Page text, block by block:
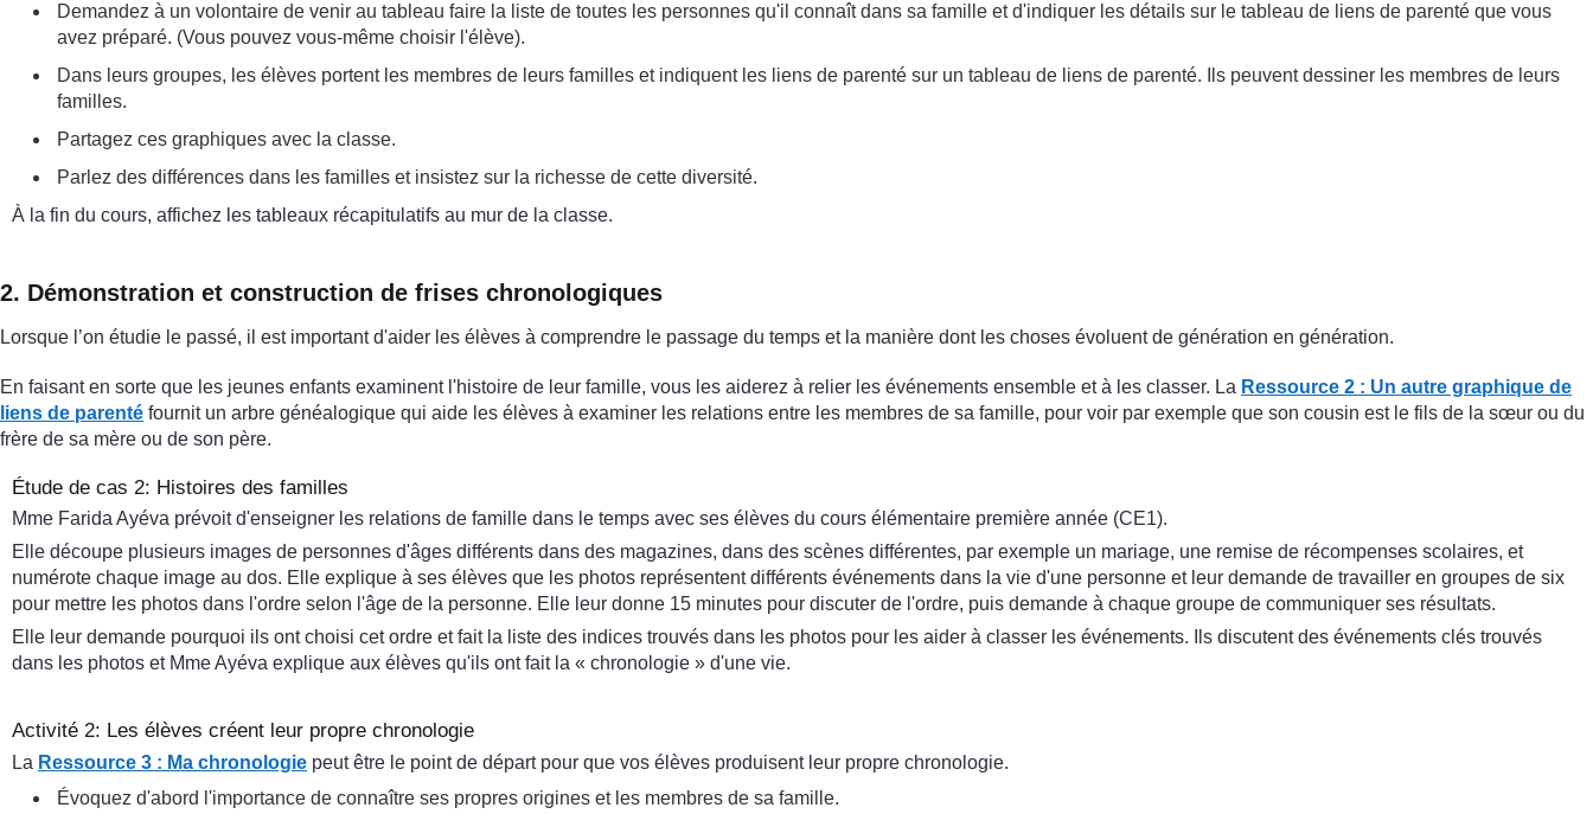
Demandez à un volontaire de venir au tableau faire la liste de toutes les personnes qu'il connaît dans sa famille et d'indiquer les détails sur le tableau de liens de parenté que vous
avez préparé. (Vous pouvez vous-même choisir l'élève).
Dans leurs groupes, les élèves portent les membres de leurs familles et indiquent les liens de parenté sur un tableau de liens de parenté. Ils peuvent dessiner les membres de leurs
familles.
Partagez ces graphiques avec la classe.
Parlez des différences dans les familles et insistez sur la richesse de cette diversité.
À la fin du cours, affichez les tableaux récapitulatifs au mur de la classe.
2. Démonstration et construction de frises chronologiques
Lorsque l’on étudie le passé, il est important d'aider les élèves à comprendre le passage du temps et la manière dont les choses évoluent de génération en génération.
En faisant en sorte que les jeunes enfants examinent l'histoire de leur famille, vous les aiderez à relier les événements ensemble et à les classer. La Ressource 2 : Un autre graphique de
liens de parenté fournit un arbre généalogique qui aide les élèves à examiner les relations entre les membres de sa famille, pour voir par exemple que son cousin est le fils de la sœur ou du
frère de sa mère ou de son père.
Étude de cas 2: Histoires des familles
Mme Farida Ayéva prévoit d'enseigner les relations de famille dans le temps avec ses élèves du cours élémentaire première année (CE1).
Elle découpe plusieurs images de personnes d'âges différents dans des magazines, dans des scènes différentes, par exemple un mariage, une remise de récompenses scolaires, et
numérote chaque image au dos. Elle explique à ses élèves que les photos représentent différents événements dans la vie d'une personne et leur demande de travailler en groupes de six
pour mettre les photos dans l'ordre selon l'âge de la personne. Elle leur donne 15 minutes pour discuter de l'ordre, puis demande à chaque groupe de communiquer ses résultats.
Elle leur demande pourquoi ils ont choisi cet ordre et fait la liste des indices trouvés dans les photos pour les aider à classer les événements. Ils discutent des événements clés trouvés
dans les photos et Mme Ayéva explique aux élèves qu'ils ont fait la « chronologie » d'une vie.
Activité 2: Les élèves créent leur propre chronologie
La Ressource 3 : Ma chronologie peut être le point de départ pour que vos élèves produisent leur propre chronologie.
Évoquez d'abord l'importance de connaître ses propres origines et les membres de sa famille.